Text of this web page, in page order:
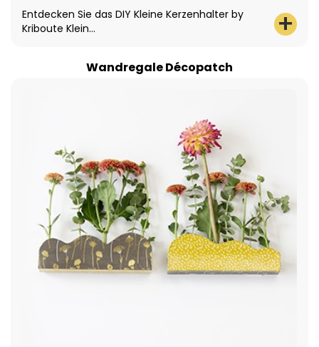
Entdecken Sie das DIY Kleine Kerzenhalter by
Kriboute Klein...
Wandregale Décopatch